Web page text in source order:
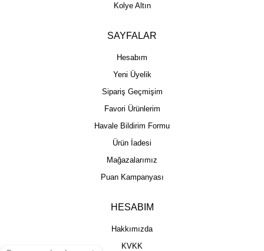
Kolye Altın
SAYFALAR
Hesabım
Yeni Üyelik
Sipariş Geçmişim
Favori Ürünlerim
Havale Bildirim Formu
Ürün İadesi
Mağazalarımız
Puan Kampanyası
HESABIM
Hakkımızda
KVKK